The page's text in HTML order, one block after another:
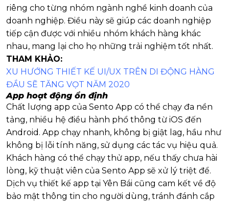
riêng cho từng nhóm ngành nghề kinh doanh của
doanh nghiệp. Điều này sẽ giúp các doanh nghiệp
tiếp cận được với nhiều nhóm khách hàng khác
nhau, mang lại cho họ những trải nghiệm tốt nhất.
THAM KHẢO:
XU HƯỚNG THIẾT KẾ UI/UX TRÊN DI ĐỘNG HÀNG
ĐẦU SẼ TĂNG VỌT NĂM 2020
App hoạt động ổn định
Chất lượng app của Sento App có thể chạy đa nền
tảng, nhiều hệ điều hành phổ thông từ iOS đến
Android. App chạy nhanh, không bị giật lag, hầu như
không bị lỗi tính năng, sử dụng các tác vụ hiệu quả.
Khách hàng có thể chạy thử app, nếu thấy chưa hài
lòng, kỹ thuật viên của Sento App sẽ xử lý triệt để.
Dịch vụ thiết kế app tại Yên Bái cũng cam kết về độ
bảo mật thông tin cho người dùng, tránh đánh cắp